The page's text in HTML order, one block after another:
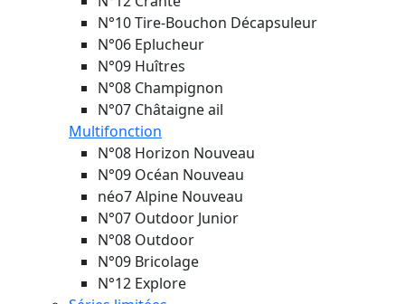
N°10 Tire-Bouchon Décapsuleur
N°06 Eplucheur
N°09 Huîtres
N°08 Champignon
N°07 Châtaigne ail
Multifonction
N°08 Horizon Nouveau
N°09 Océan Nouveau
néo7 Alpine Nouveau
N°07 Outdoor Junior
N°08 Outdoor
N°09 Bricolage
N°12 Explore